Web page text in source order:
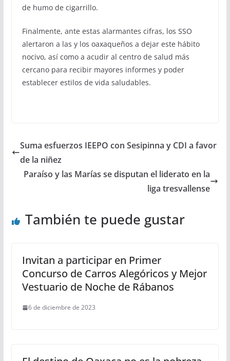
de humo de cigarrillo.
Finalmente, ante estas alarmantes cifras, los SSO
alertaron a las y los oaxaqueños a dejar este hábito
nocivo, así como a acudir al centro de salud más
cercano para recibir mayores informes y poder
establecer estilos de vida saludables.
Suma esfuerzos IEEPO con Sesipinna y CDI a favor
de la niñez
Paraíso y las Marías se disputan el liderato en la
liga tresvallense
También te puede gustar
Invitan a participar en Primer
Concurso de Carros Alegóricos y Mejor
Vestuario de Noche de Rábanos
6 de diciembre de 2023